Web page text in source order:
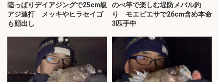
陸っぱりデイアジングで25cm級
アジ連打 メッキやヒラセイゴ
も顔出し
のべ竿で楽しむ堤防メバル釣
り モエビエサで26cm含め本命
3匹手中